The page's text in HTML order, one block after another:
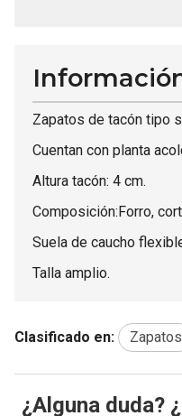
Zapatos de tacón tipo
Cuentan con planta
Altura tacón: 4 cm.
Composición:Forro,
Suela de caucho
Talla amplio.
Clasificado en: Zapatos
¿Alguna duda?